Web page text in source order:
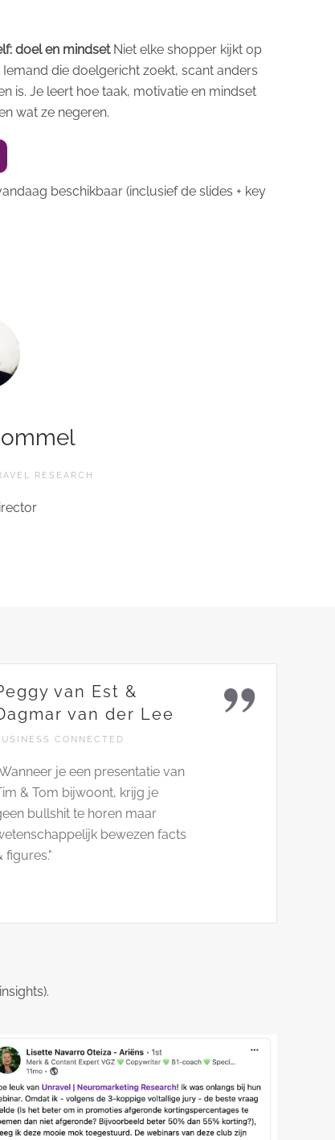
doel en mindsetNiet elke shopper kijkt op
die doelgericht zoekt, scant anders
is. Je leert hoe taak, motivatie en mindset
wat ze negeren.
beschikbaar (inclusief de slides + key
RESEARCH
van Est &
van der Lee
CONNECTED
je een presentatie van
& Tom bijwoont, krijg je
bullshit te horen maar
bewezen facts
figures."